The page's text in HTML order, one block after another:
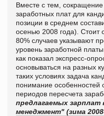
Вместе с тем,
заработных плат для
позиции в среднем
осенью 2008 года). Стоит
80% случаев указывают
уровень заработной
как показал экспресс-
основываться на разных
таких условиях задача
понимание особенностей
периодов пересчета
предлагаемых
менеджмент" (зима